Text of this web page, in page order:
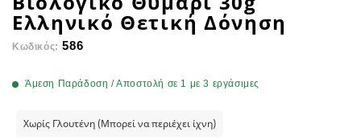
Ελληνικό Θετική Δόνηση
Κωδικός: 586
Άμεση Παράδοση / Αποστολή σε 1 με 3 εργάσιμες
Χωρίς Γλουτένη (Μπορεί να περιέχει ίχνη)